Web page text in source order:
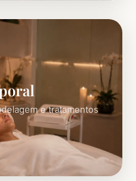
e tratamentos